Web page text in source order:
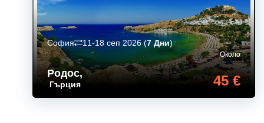
Родос,
Гърция
Около
45 €
София 11-18 сеп 2026(7 Дни)